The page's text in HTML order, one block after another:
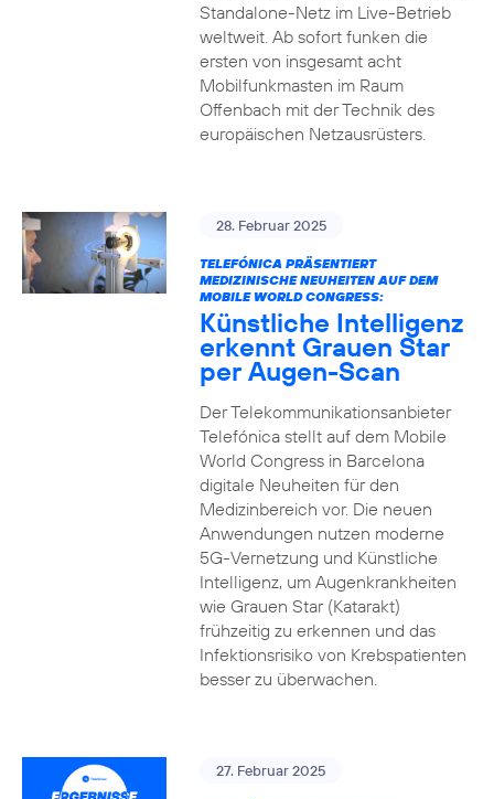
Standalone-Netz im Live-Betrieb
weltweit. Ab sofort funken die
ersten von insgesamt acht
Mobilfunkmasten im Raum
Offenbach mit der Technik des
europäischen Netzausrüsters.
28. Februar 2025
TELEFÓNICA PRÄSENTIERT
MEDIZINISCHE NEUHEITEN AUF DEM
MOBILE WORLD CONGRESS:
Künstliche Intelligenz
erkennt Grauen Star
per Augen-Scan
Der Telekommunikationsanbieter
Telefónica stellt auf dem Mobile
World Congress in Barcelona
digitale Neuheiten für den
Medizinbereich vor. Die neuen
Anwendungen nutzen moderne
5G-Vernetzung und Künstliche
Intelligenz, um Augenkrankheiten
wie Grauen Star (Katarakt)
frühzeitig zu erkennen und das
Infektionsrisiko von Krebspatienten
besser zu überwachen.
27. Februar 2025